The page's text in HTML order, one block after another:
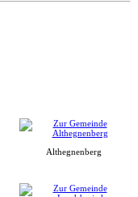
Althegnenberg